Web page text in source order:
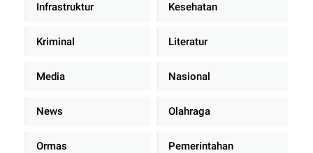
Infrastruktur Kesehatan
Kriminal Literatur
Media Nasional
News Olahraga
Ormas Pemerintahan